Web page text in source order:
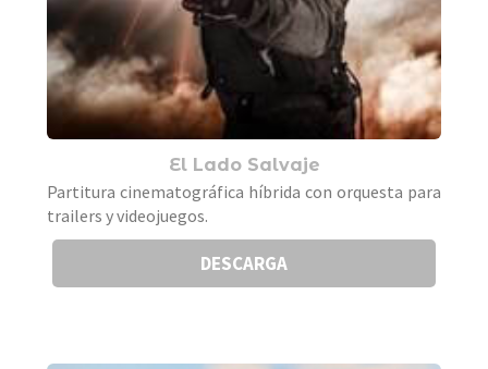
El Lado Salvaje
Partitura cinematográfica híbrida con orquesta para
trailers y videojuegos.
DESCARGA